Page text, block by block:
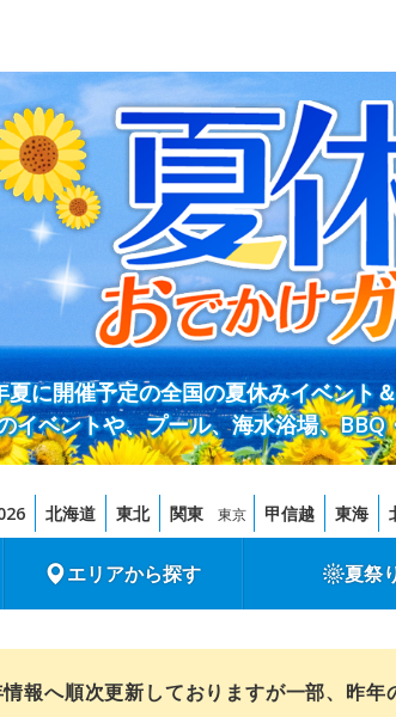
夏に開催予定の全国の夏休みイベント
イベントや、プール、海水浴場、
北海道 東北 関東 東京 甲信越 東海
エリアから探す 夏祭
報へ順次更新しておりますが一部、昨年